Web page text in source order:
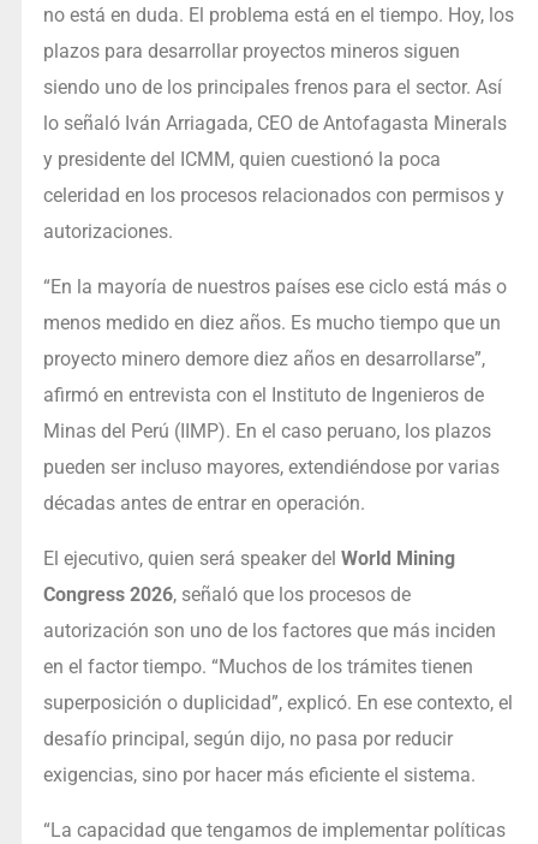
no está en duda. El problema está en el tiempo. Hoy, los
plazos para desarrollar proyectos mineros siguen
siendo uno de los principales frenos para el sector. Así
lo señaló Iván Arriagada, CEO de Antofagasta Minerals
y presidente del ICMM, quien cuestionó la poca
celeridad en los procesos relacionados con permisos y
autorizaciones.
“En la mayoría de nuestros países ese ciclo está más o
menos medido en diez años. Es mucho tiempo que un
proyecto minero demore diez años en desarrollarse”,
afirmó en entrevista con el Instituto de Ingenieros de
Minas del Perú (IIMP). En el caso peruano, los plazos
pueden ser incluso mayores, extendiéndose por varias
décadas antes de entrar en operación.
El ejecutivo, quien será speaker del World Mining
Congress 2026, señaló que los procesos de
autorización son uno de los factores que más inciden
en el factor tiempo. “Muchos de los trámites tienen
superposición o duplicidad”, explicó. En ese contexto, el
desafío principal, según dijo, no pasa por reducir
exigencias, sino por hacer más eficiente el sistema.
“La capacidad que tengamos de implementar políticas